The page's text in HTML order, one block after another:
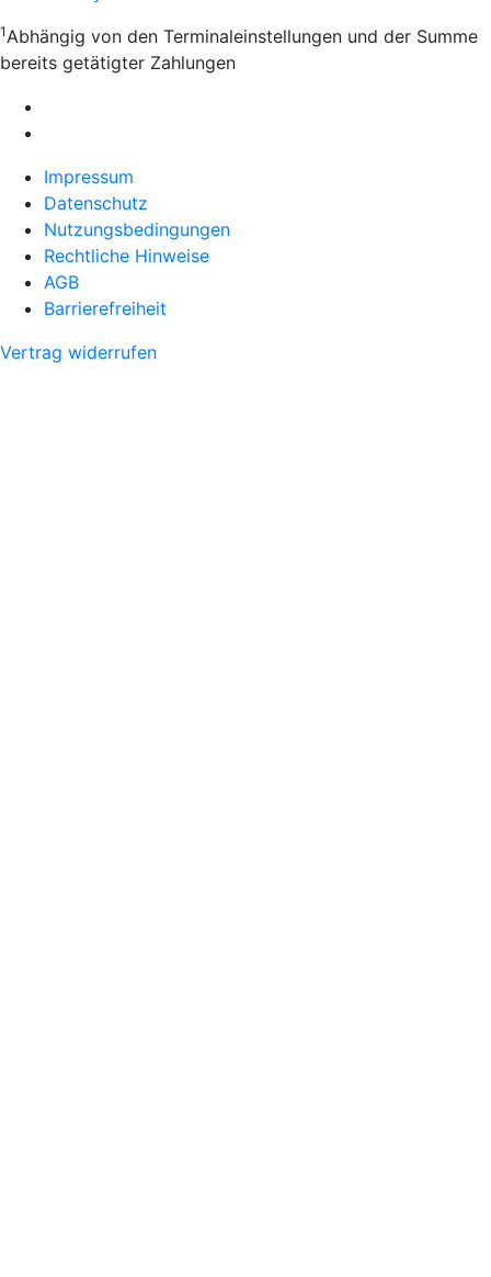
1Abhängig von den Terminaleinstellungen und der Summe
bereits getätigter Zahlungen
Impressum
Datenschutz
Nutzungsbedingungen
Rechtliche Hinweise
AGB
Barrierefreiheit
Vertrag widerrufen